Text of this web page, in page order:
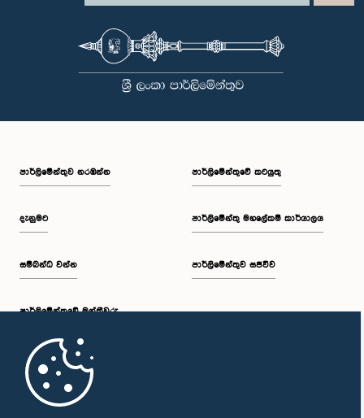
පාර්ලි‌මේන්තුව නරඹන්න
දැනුමට
සම්බන්ධ වන්න
පාර්ලි‌මේන්තුවේ මන්ත්‍රීවරු
මුල් පිටුව
පාර්ලිමේන්තුවේ කටයුතු
පාර්ලිමේන්තු මහලේකම් කාර්යාලය
පාර්ලිමේන්තුව සජීවීව